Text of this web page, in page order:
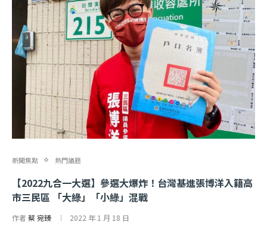
新聞焦點 熱門議題
【2022九合一大選】參選大爆炸！台灣基進張博洋入籍高
市三民區 「大綠」「小綠」混戰
作者蔡 宛臻 2022 年 1 月 18 日